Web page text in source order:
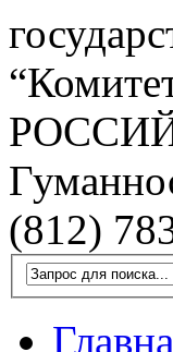
(812)